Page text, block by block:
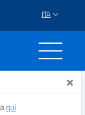
ITA
×
qui